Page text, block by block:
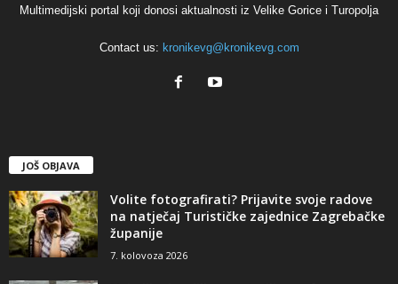
Multimedijski portal koji donosi aktualnosti iz Velike Gorice i Turopolja
Contact us: kronikevg@kronikevg.com
JOŠ OBJAVA
Volite fotografirati? Prijavite svoje radove
na natječaj Turističke zajednice Zagrebačke
županije
7. kolovoza 2026